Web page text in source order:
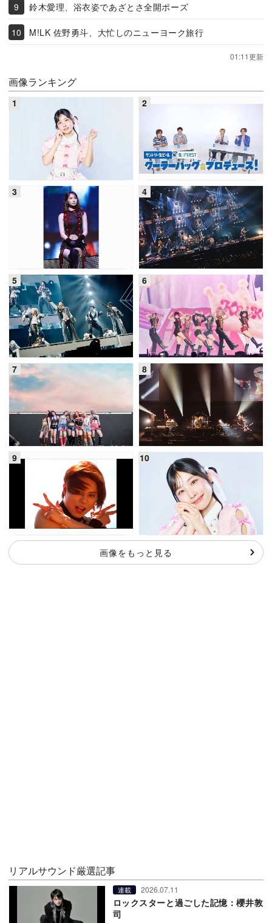
鈴木愛理、浴衣姿であざとさ全開ポーズ
M!LK 佐野勇斗、大忙しのニューヨーク旅行
01:11更新
画像ランキング
画像をもっと見る
リアルサウンド厳選記事
連載 2026.07.11
ロックスターと過ごした記憶：櫻井敦
司